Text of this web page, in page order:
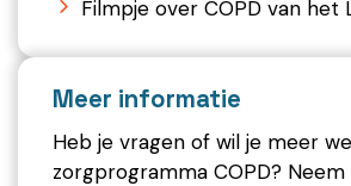
Filmpje over COPD van het
Meer informatie
Heb je vragen of wil je meer
zorgprogramma COPD?